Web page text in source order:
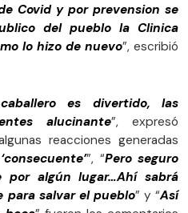
Covid y por prevension se
del pueblo la Clinica
lo hizo de nuevo”, escribió
es divertido, las
alucinante”, expresó
reacciones generadas
”, “Pero seguro
algún lugar…Ahí sabrá
para salvar el pueblo” y “Así